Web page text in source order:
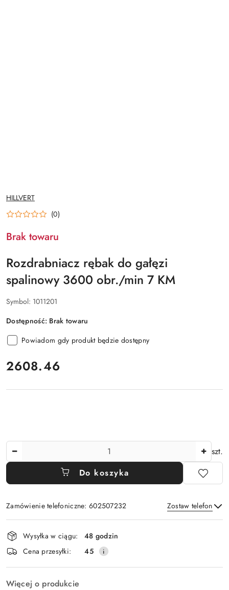
NAZWA
PRODUCENTA:
HILLVERT
(0)
Brak towaru
Rozdrabniacz rębak do gałęzi
spalinowy 3600 obr./min 7 KM
Symbol: 1011201
Dostępność: Brak towaru
Powiadom gdy produkt będzie dostępny
cena:
2608.46
szt.
Do koszyka
Zamówienie telefoniczne: 602507232 Zostaw telefon
Wyślij
Dostępność
i
dostawa
Wysyłka w ciągu:
48 godzin
Cena przesyłki:
45
Więcej o produkcie